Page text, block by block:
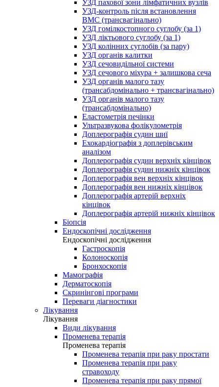
УЗД пахової зони лімфатичних вузлів
УЗД-контроль після встановлення
ВМС (трансвагінально)
УЗД гомілкостопного суглобу (за 1)
УЗД ліктьового суглобу (за 1)
УЗД колінних суглобів (за пару)
УЗД органів калитки
УЗД сечовидільної системи
УЗД сечового міхура + залишкова сеча
УЗД органів малого тазу
(трансабдомінально + трансвагінально)
УЗД органів малого тазу
(трансабдомінально)
Еластометрія печінки
Ультразвукова фолікулометрія
Доплерографія судин шиї
Ехокардіографія з доплерівським
аналізом
Доплерографія судин верхніх кінцівок
Доплерографія судин нижніх кінцівок
Доплерографія вен верхніх кінцівок
Доплерографія вен нижніх кінцівок
Доплерографія артерій верхніх
кінцівок
Доплерографія артерій нижніх кінцівок
Біопсія
Ендоскопічні дослідження
Ендоскопічні дослідження
Гастроскопія
Колоноскопія
Бронхоскопія
Мамографія
Дерматоскопія
Скринінгові програми
Переваги діагностики
Лікування
Лікування
Види лікування
Променева терапія
Променева терапія
Променева терапія при раку простати
Променева терапія при раку
стравоходу
Променева терапія при раку прямої